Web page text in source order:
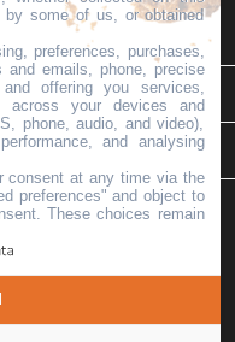


keyboard_arrow_down
| Capital: 15000
some of us, or obtained
preferences, purchases,
and emails, phone, precise
offering you services,
across your devices and
phone, audio, and video),
and analysing
consent at any time via the
preferences" and object to
These choices remain